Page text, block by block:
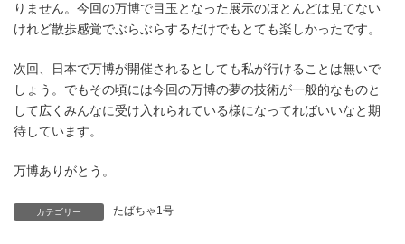
りません。今回の万博で目玉となった展示のほとんどは見てない
けれど散歩感覚でぶらぶらするだけでもとても楽しかったです。
次回、日本で万博が開催されるとしても私が行けることは無いで
しょう。でもその頃には今回の万博の夢の技術が一般的なものと
して広くみんなに受け入れられている様になってればいいなと期
待しています。
万博ありがとう。
カテゴリー たばちゃ1号